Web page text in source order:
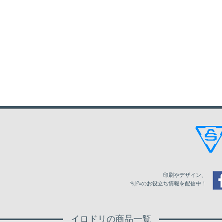
印刷やデザイン、
制作のお役立ち情報を配信中！
イロドリの商品一覧